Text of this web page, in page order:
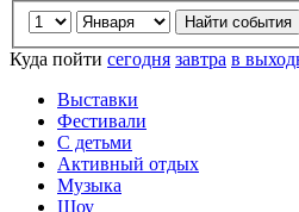
Куда пойти сегодня завтра в
Выставки
Фестивали
С детьми
Активный отдых
Музыка
Шоу